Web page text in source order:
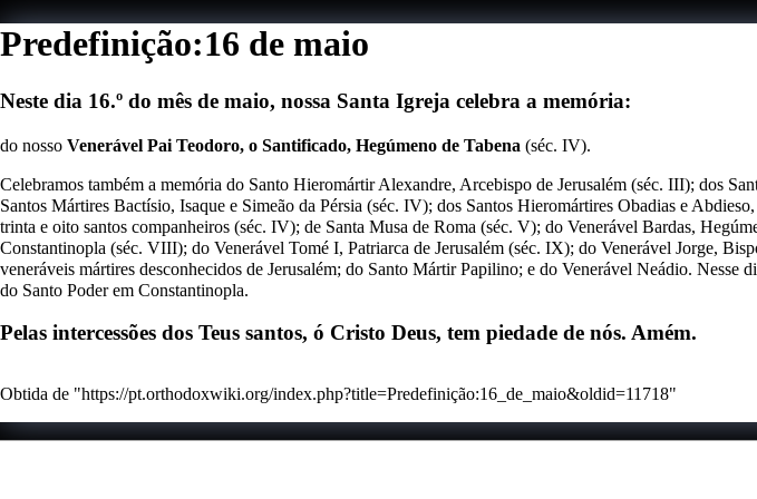
Predefinição:16 de maio
Neste dia 16.º do mês de maio, nossa Santa Igreja celebra a memória:
do nosso Venerável Pai Teodoro, o Santificado, Hegúmeno de Tabena (séc. IV).
Celebramos também a memória do Santo Hieromártir Alexandre, Arcebispo de Jerusalém (séc. III); dos
Santos Mártires Bactísio, Isaque e Simeão da Pérsia (séc. IV); dos Santos Hieromártires Obadias e
trinta e oito santos companheiros (séc. IV); de Santa Musa de Roma (séc. V); do Venerável Bardas,
Constantinopla (séc. VIII); do Venerável Tomé I, Patriarca de Jerusalém (séc. IX); do Venerável Jorge,
veneráveis mártires desconhecidos de Jerusalém; do Santo Mártir Papilino; e do Venerável Neádio.
do Santo Poder em Constantinopla.
Pelas intercessões dos Teus santos, ó Cristo Deus, tem piedade de nós. Amém.
Obtida de "https://pt.orthodoxwiki.org/index.php?title=Predefinição:16_de_maio&oldid=11718"